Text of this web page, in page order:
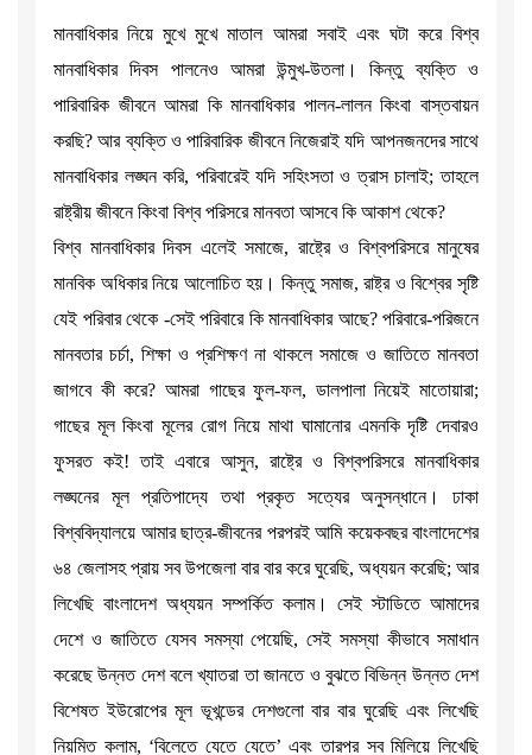
মানবাধিকার নিয়ে মুখে মুখে মাতাল আমরা সবাই এবং ঘটা করে বিশ্ব
মানবাধিকার দিবস পালনেও আমরা উন্মুখ-উতলা। কিন্তু ব্যক্তি ও
পারিবারিক জীবনে আমরা কি মানবাধিকার পালন-লালন কিংবা বাস্তবায়ন
করছি? আর ব্যক্তি ও পারিবারিক জীবনে নিজেরাই যদি আপনজনদের সাথে
মানবাধিকার লঙ্ঘন করি, পরিবারেই যদি সহিংসতা ও ত্রাস চালাই; তাহলে
রাষ্ট্রীয় জীবনে কিংবা বিশ্ব পরিসরে মানবতা আসবে কি আকাশ থেকে?
বিশ্ব মানবাধিকার দিবস এলেই সমাজে, রাষ্ট্রে ও বিশ্বপরিসরে মানুষের
মানবিক অধিকার নিয়ে আলোচিত হয়। কিন্তু সমাজ, রাষ্ট্র ও বিশ্বের সৃষ্টি
যেই পরিবার থেকে -সেই পরিবারে কি মানবাধিকার আছে? পরিবারে-পরিজনে
মানবতার চর্চা, শিক্ষা ও প্রশিক্ষণ না থাকলে সমাজে ও জাতিতে মানবতা
জাগবে কী করে? আমরা গাছের ফুল-ফল, ডালপালা নিয়েই মাতোয়ারা;
গাছের মূল কিংবা মূলের রোগ নিয়ে মাথা ঘামানোর এমনকি দৃষ্টি দেবারও
ফুসরত কই! তাই এবারে আসুন, রাষ্ট্রে ও বিশ্বপরিসরে মানবাধিকার
লঙ্ঘনের মূল প্রতিপাদ্যে তথা প্রকৃত সত্যের অনুসন্ধানে। ঢাকা
বিশ্ববিদ্যালয়ে আমার ছাত্র-জীবনের পরপরই আমি কয়েকবছর বাংলাদেশের
৬৪ জেলাসহ প্রায় সব উপজেলা বার বার করে ঘুরেছি, অধ্যয়ন করেছি; আর
লিখেছি বাংলাদেশ অধ্যয়ন সম্পর্কিত কলাম। সেই স্টাডিতে আমাদের
দেশে ও জাতিতে যেসব সমস্যা পেয়েছি, সেই সমস্যা কীভাবে সমাধান
করেছে উন্নত দেশ বলে খ্যাতরা তা জানতে ও বুঝতে বিভিন্ন উন্নত দেশ
বিশেষত ইউরোপের মূল ভূখন্ডের দেশগুলো বার বার ঘুরেছি এবং লিখেছি
নিয়মিত কলাম, ‘বিলেতে যেতে যেতে’ এবং তারপর সব মিলিয়ে লিখেছি